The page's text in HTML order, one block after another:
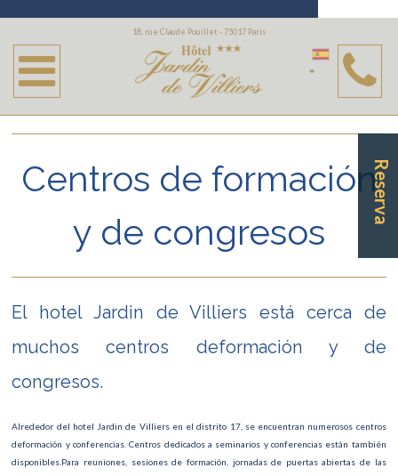
Business
Espacio Champerret
Tribunal - Palacio de Justicia de París
18, rue Claude Pouillet - 75017 Paris
Reserva
Centros de formación
y de congresos
El hotel Jardin de Villiers está cerca de
muchos centros deformación y de
congresos.
Alrededor del hotel Jardin de Villiers en el distrito 17, se encuentran numerosos centros
deformación y conferencias. Centros dedicados a seminarios y conferencias están también
disponibles.Para reuniones, sesiones de formación, jornadas de puertas abiertas de las